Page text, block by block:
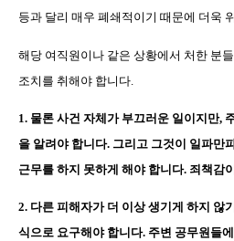
등과 달리 매우 폐쇄적이기 때문에 더욱
해당 여직원이나 같은 상황에서 처한 분
조치를 취해야 합니다
1. 물론 사건 자체가 부끄러운 일이지만,
을 알려야 합니다. 그리고 그것이 일파만
근무를 하지 못하게 해야 합니다. 죄책감
2. 다른 피해자가 더 이상 생기게 하지 않
식으로 요구해야 합니다. 주변 공무원들